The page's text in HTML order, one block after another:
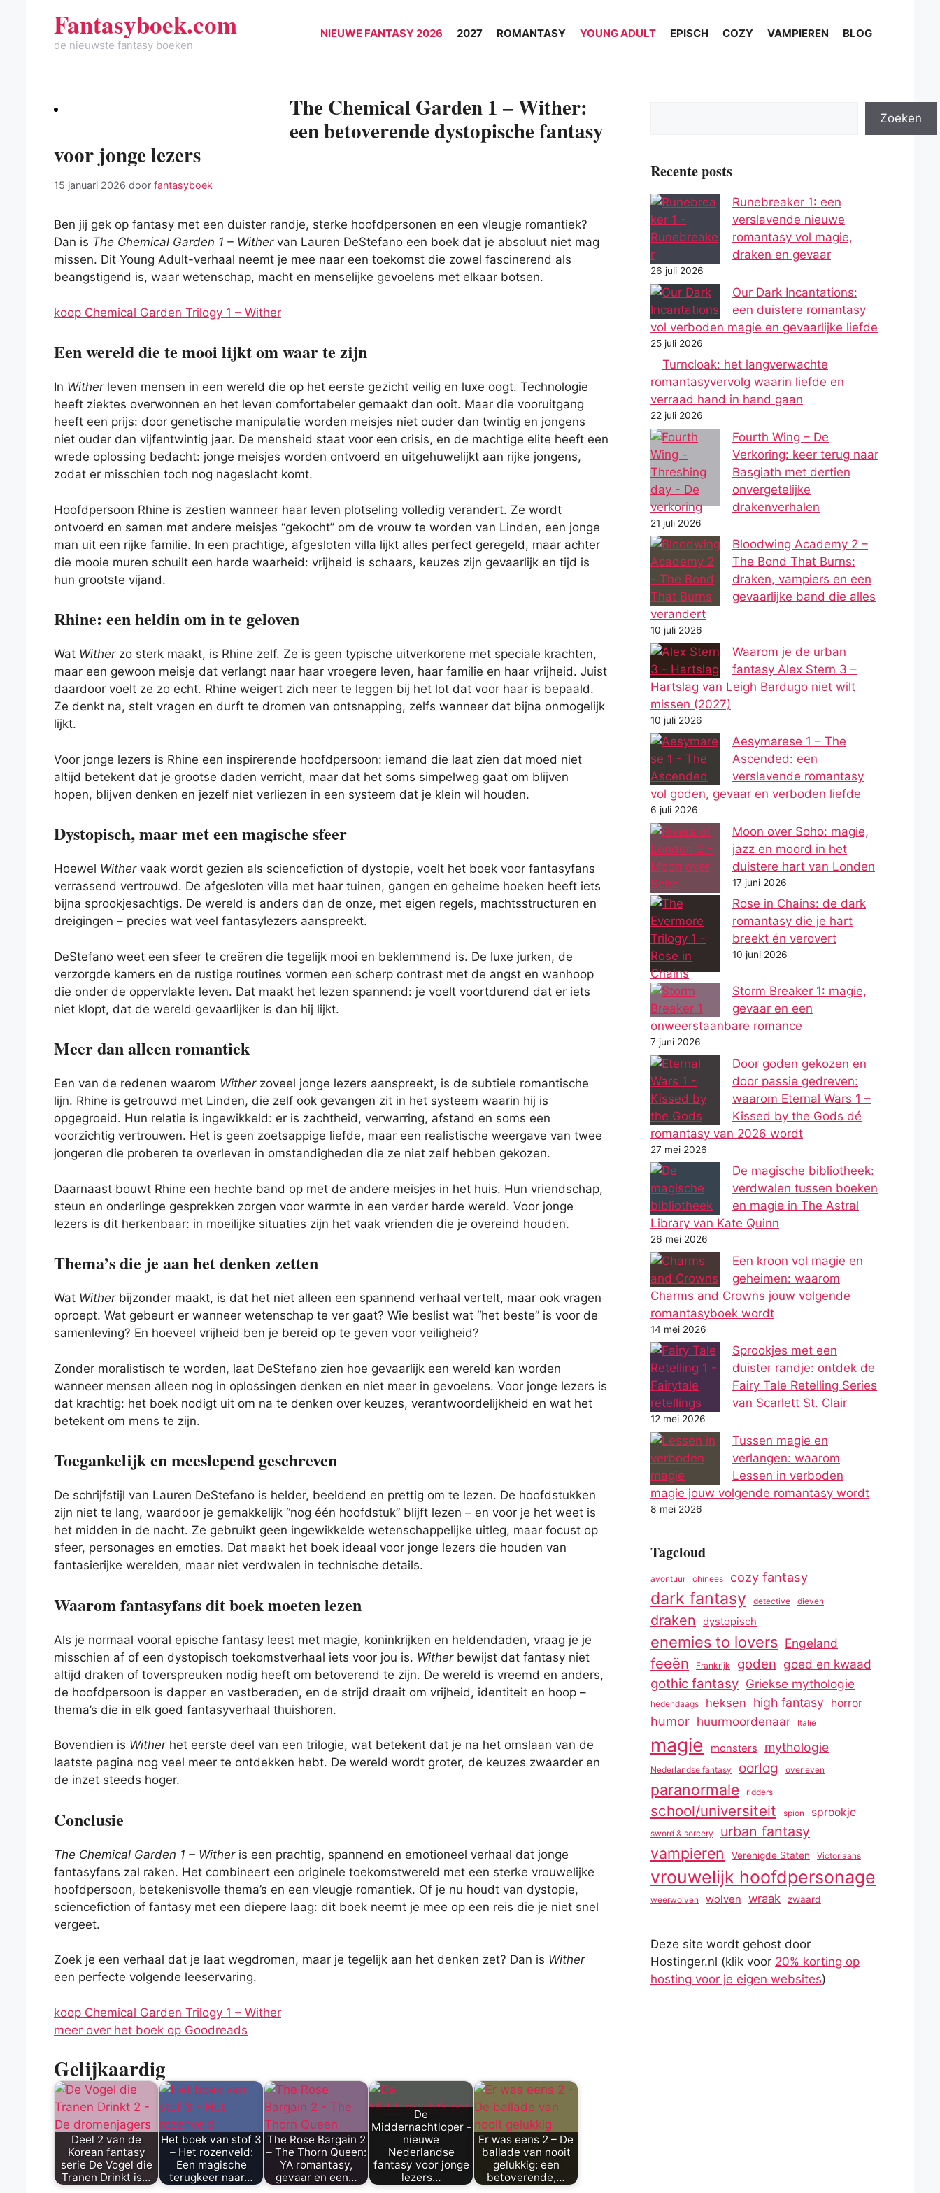
Fantasyboek.com
de nieuwste fantasy boeken
NIEUWE FANTASY 2026 2027 ROMANTASY YOUNG ADULT EPISCH COZY VAMPIEREN BLOG
The Chemical Garden 1 – Wither:
een betoverende dystopische fantasy
voor jonge lezers
15 januari 2026 door fantasyboek
Ben jij gek op fantasy met een duister randje, sterke hoofdpersonen en een vleugje romantiek?
Dan is The Chemical Garden 1 – Withervan Lauren DeStefano een boek dat je absoluut niet mag
missen. Dit Young Adult-verhaal neemt je mee naar een toekomst die zowel fascinerend als
beangstigend is, waar wetenschap, macht en menselijke gevoelens met elkaar botsen.
koop Chemical Garden Trilogy 1 – Wither
Een wereld die te mooi lijkt om waar te zijn
In Witherleven mensen in een wereld die op het eerste gezicht veilig en luxe oogt. Technologie
heeft ziektes overwonnen en het leven comfortabeler gemaakt dan ooit. Maar die vooruitgang
heeft een prijs: door genetische manipulatie worden meisjes niet ouder dan twintig en jongens
niet ouder dan vijfentwintig jaar. De mensheid staat voor een crisis, en de machtige elite heeft een
wrede oplossing bedacht: jonge meisjes worden ontvoerd en uitgehuwelijkt aan rijke jongens,
zodat er misschien toch nog nageslacht komt.
Hoofdpersoon Rhine is zestien wanneer haar leven plotseling volledig verandert. Ze wordt
ontvoerd en samen met andere meisjes “gekocht” om de vrouw te worden van Linden, een jonge
man uit een rijke familie. In een prachtige, afgesloten villa lijkt alles perfect geregeld, maar achter
die mooie muren schuilt een harde waarheid: vrijheid is schaars, keuzes zijn gevaarlijk en tijd is
hun grootste vijand.
Rhine: een heldin om in te geloven
Wat Witherzo sterk maakt, is Rhine zelf. Ze is geen typische uitverkorene met speciale krachten,
maar een gewoon meisje dat verlangt naar haar vroegere leven, haar familie en haar vrijheid. Juist
daardoor voelt ze zo echt. Rhine weigert zich neer te leggen bij het lot dat voor haar is bepaald.
Ze denkt na, stelt vragen en durft te dromen van ontsnapping, zelfs wanneer dat bijna onmogelijk
lijkt.
Voor jonge lezers is Rhine een inspirerende hoofdpersoon: iemand die laat zien dat moed niet
altijd betekent dat je grootse daden verricht, maar dat het soms simpelweg gaat om blijven
hopen, blijven denken en jezelf niet verliezen in een systeem dat je klein wil houden.
Dystopisch, maar met een magische sfeer
Hoewel Withervaak wordt gezien als sciencefiction of dystopie, voelt het boek voor fantasyfans
verrassend vertrouwd. De afgesloten villa met haar tuinen, gangen en geheime hoeken heeft iets
bijna sprookjesachtigs. De wereld is anders dan de onze, met eigen regels, machtsstructuren en
dreigingen – precies wat veel fantasylezers aanspreekt.
DeStefano weet een sfeer te creëren die tegelijk mooi en beklemmend is. De luxe jurken, de
verzorgde kamers en de rustige routines vormen een scherp contrast met de angst en wanhoop
die onder de oppervlakte leven. Dat maakt het lezen spannend: je voelt voortdurend dat er iets
niet klopt, dat de wereld gevaarlijker is dan hij lijkt.
Meer dan alleen romantiek
Een van de redenen waarom Witherzoveel jonge lezers aanspreekt, is de subtiele romantische
lijn. Rhine is getrouwd met Linden, die zelf ook gevangen zit in het systeem waarin hij is
opgegroeid. Hun relatie is ingewikkeld: er is zachtheid, verwarring, afstand en soms een
voorzichtig vertrouwen. Het is geen zoetsappige liefde, maar een realistische weergave van twee
jongeren die proberen te overleven in omstandigheden die ze niet zelf hebben gekozen.
Daarnaast bouwt Rhine een hechte band op met de andere meisjes in het huis. Hun vriendschap,
steun en onderlinge gesprekken zorgen voor warmte in een verder harde wereld. Voor jonge
lezers is dit herkenbaar: in moeilijke situaties zijn het vaak vrienden die je overeind houden.
Thema’s die je aan het denken zetten
Wat Witherbijzonder maakt, is dat het niet alleen een spannend verhaal vertelt, maar ook vragen
oproept. Wat gebeurt er wanneer wetenschap te ver gaat? Wie beslist wat “het beste” is voor de
samenleving? En hoeveel vrijheid ben je bereid op te geven voor veiligheid?
Zonder moralistisch te worden, laat DeStefano zien hoe gevaarlijk een wereld kan worden
wanneer mensen alleen nog in oplossingen denken en niet meer in gevoelens. Voor jonge lezers is
dat krachtig: het boek nodigt uit om na te denken over keuzes, verantwoordelijkheid en wat het
betekent om mens te zijn.
Toegankelijk en meeslepend geschreven
De schrijfstijl van Lauren DeStefano is helder, beeldend en prettig om te lezen. De hoofdstukken
zijn niet te lang, waardoor je gemakkelijk “nog één hoofdstuk” blijft lezen – en voor je het weet is
het midden in de nacht. Ze gebruikt geen ingewikkelde wetenschappelijke uitleg, maar focust op
sfeer, personages en emoties. Dat maakt het boek ideaal voor jonge lezers die houden van
fantasierijke werelden, maar niet verdwalen in technische details.
Waarom fantasyfans dit boek moeten lezen
Als je normaal vooral epische fantasy leest met magie, koninkrijken en heldendaden, vraag je je
misschien af of een dystopisch toekomstverhaal iets voor jou is. Witherbewijst dat fantasy niet
altijd draken of toverspreuken nodig heeft om betoverend te zijn. De wereld is vreemd en anders,
de hoofdpersoon is dapper en vastberaden, en de strijd draait om vrijheid, identiteit en hoop –
thema’s die in elk goed fantasyverhaal thuishoren.
Bovendien is Witherhet eerste deel van een trilogie, wat betekent dat je na het omslaan van de
laatste pagina nog veel meer te ontdekken hebt. De wereld wordt groter, de keuzes zwaarder en
de inzet steeds hoger.
Conclusie
The Chemical Garden 1 – Witheris een prachtig, spannend en emotioneel verhaal dat jonge
fantasyfans zal raken. Het combineert een originele toekomstwereld met een sterke vrouwelijke
hoofdpersoon, betekenisvolle thema’s en een vleugje romantiek. Of je nu houdt van dystopie,
sciencefiction of fantasy met een diepere laag: dit boek neemt je mee op een reis die je niet snel
vergeet.
Zoek je een verhaal dat je laat wegdromen, maar je tegelijk aan het denken zet? Dan is Wither
een perfecte volgende leeservaring.
koop Chemical Garden Trilogy 1 – Wither
meer over het boek op Goodreads
Gelijkaardig
Deel 2 van de
Korean fantasy
serie De Vogel die
Tranen Drinkt is…
Het boek van stof 3
– Het rozenveld:
Een magische
terugkeer naar…
The Rose Bargain 2
– The Thorn Queen:
YA romantasy,
gevaar en een…
De
Middernachtloper -
nieuwe
Nederlandse
fantasy voor jonge
lezers…
Er was eens 2 – De
ballade van nooit
gelukkig: een
betoverende,…
Zoeken
Recente posts
Runebreaker 1: een
verslavende nieuwe
romantasy vol magie,
draken en gevaar
26 juli 2026
Our Dark Incantations:
een duistere romantasy
vol verboden magie en gevaarlijke liefde
25 juli 2026
Turncloak: het langverwachte
romantasyvervolg waarin liefde en
verraad hand in hand gaan
22 juli 2026
Fourth Wing – De
Verkoring: keer terug naar
Basgiath met dertien
onvergetelijke
drakenverhalen
21 juli 2026
Bloodwing Academy 2 –
The Bond That Burns:
draken, vampiers en een
gevaarlijke band die alles
verandert
10 juli 2026
Waarom je de urban
fantasy Alex Stern 3 –
Hartslag van Leigh Bardugo niet wilt
missen (2027)
10 juli 2026
Aesymarese 1 – The
Ascended: een
verslavende romantasy
vol goden, gevaar en verboden liefde
6 juli 2026
Moon over Soho: magie,
jazz en moord in het
duistere hart van Londen
17 juni 2026
Rose in Chains: de dark
romantasy die je hart
breekt én verovert
10 juni 2026
Storm Breaker 1: magie,
gevaar en een
onweerstaanbare romance
7 juni 2026
Door goden gekozen en
door passie gedreven:
waarom Eternal Wars 1 –
Kissed by the Gods dé
romantasy van 2026 wordt
27 mei 2026
De magische bibliotheek:
verdwalen tussen boeken
en magie in The Astral
Library van Kate Quinn
26 mei 2026
Een kroon vol magie en
geheimen: waarom
Charms and Crowns jouw volgende
romantasyboek wordt
14 mei 2026
Sprookjes met een
duister randje: ontdek de
Fairy Tale Retelling Series
van Scarlett St. Clair
12 mei 2026
Tussen magie en
verlangen: waarom
Lessen in verboden
magie jouw volgende romantasy wordt
8 mei 2026
Tagcloud
avontuur chinees cozy fantasy
dark fantasy detective dieven
draken dystopisch
enemies to lovers Engeland
feeën Frankrijk goden goed en kwaad
gothic fantasy Griekse mythologie
hedendaags heksen high fantasy horror
humor huurmoordenaar Italië
magie monsters mythologie
Nederlandse fantasy oorlog overleven
paranormale ridders
school/universiteit spion sprookje
sword & sorcery urban fantasy
vampieren Verenigde Staten Victoriaans
vrouwelijk hoofdpersonage
weerwolven wolven wraak zwaard
Deze site wordt gehost door
Hostinger.nl (klik voor 20% korting op
hosting voor je eigen websites)